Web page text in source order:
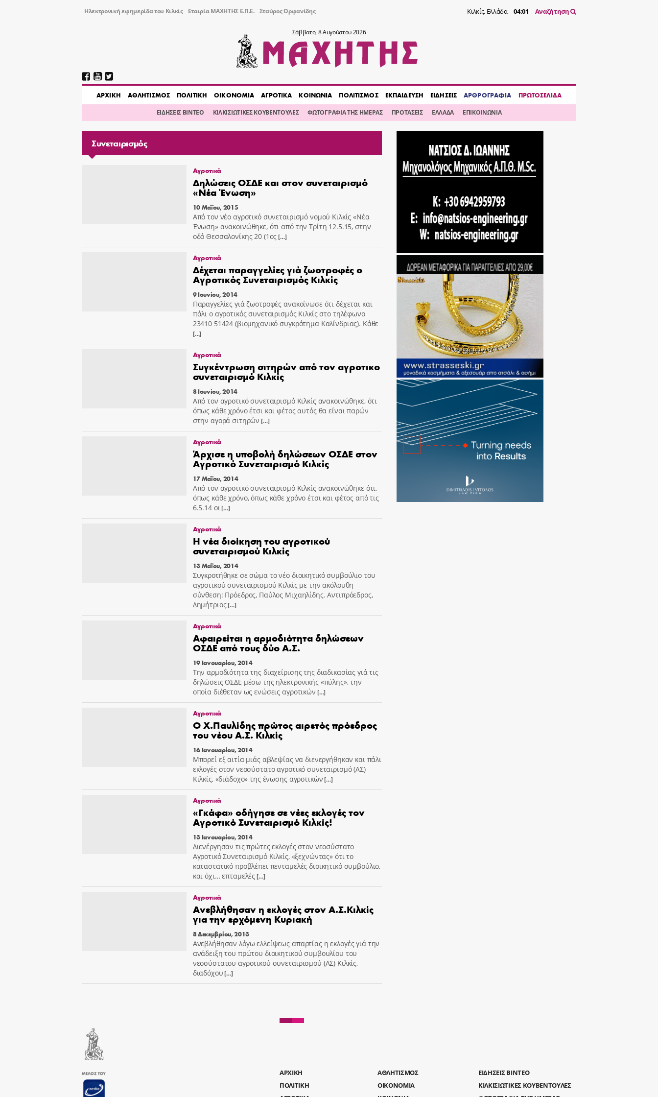
Ηλεκτρονική εφημερίδα του Κιλκίς Εταιρία ΜΑΧΗΤΗΣ Ε.Π.Ε. Σταύρος Ορφανίδης Κιλκίς, Ελλάδα 04:01 Αναζήτηση
Σάββατο, 8 Αυγούστου 2026
AΡΧΙΚΗ ΑΘΛΗΤΙΣΜΟΣ ΠΟΛΙΤΙΚΗ ΟΙΚΟΝΟΜΙΑ ΑΓΡΟΤΙΚΑ ΚΟΙΝΩΝΙΑ ΠΟΛΙΤΙΣΜΟΣ ΕΚΠΑΙΔΕΥΣΗ ΕΙΔΗΣΕΙΣ ΑΡΘΡΟΓΡΑΦΙΑ ΠΡΩΤΟΣΕΛΙΔΑ
ΕΙΔΗΣΕΙΣ ΒΙΝΤΕΟ ΚΙΛΚΙΣΙΩΤΙΚΕΣ ΚΟΥΒΕΝΤΟΥΛΕΣ ΦΩΤΟΓΡΑΦΙΑ ΤΗΣ ΗΜΕΡΑΣ ΠΡΟΤΑΣΕΙΣ ΕΛΛΑΔΑ ΕΠΙΚΟΙΝΩΝΙΑ
Συνεταιρισμός
Αγροτικά
Δηλώσεις ΟΣΔΕ και στον συνεταιρισμό
«Νέα Ένωση»
10 Μαΐου, 2015
Από τον νέο αγροτικό συνεταιρισμό νομού Κιλκίς «Νέα
Ένωση» ανακοινώθηκε, ότι από την Τρίτη 12.5.15, στην
οδό Θεσσαλονίκης 20 (1ος[…]
Αγροτικά
Δέχεται παραγγελίες γιά ζωοτροφές ο
Αγροτικός Συνεταιρισμός Κιλκίς
9 Ιουνίου, 2014
Παραγγελίες γιά ζωοτροφές ανακοίνωσε ότι δέχεται και
πάλι ο αγροτικός συνεταιρισμός Κιλκίς στο τηλέφωνο
23410 51424 (βιομηχανικό συγκρότημα Καλίνδριας). Κάθε
[…]
Αγροτικά
Συγκέντρωση σιτηρών από τον αγροτικο
συνεταιρισμό Κιλκίς
8 Ιουνίου, 2014
Από τον αγροτικό συνεταιρισμό Κιλκίς ανακοινώθηκε, ότι
όπως κάθε χρόνο έτσι και φέτος αυτός θα είναι παρών
στην αγορά σιτηρών […]
Αγροτικά
Άρχισε η υποβολή δηλώσεων ΟΣΔΕ στον
Αγροτικό Συνεταιρισμό Κιλκίς
17 Μαΐου, 2014
Από τον αγροτικό συνεταιρισμό Κιλκίς ανακοινώθηκε ότι,
όπως κάθε χρόνο, όπως κάθε χρόνο έτσι και φέτος από τις
6.5.14 οι[…]
Αγροτικά
Η νέα διοίκηση του αγροτικού
συνεταιρισμού Κιλκίς
13 Μαΐου, 2014
Συγκροτήθηκε σε σώμα το νέο διοικητικό συμβούλιο του
αγροτικού συνεταιρισμού Κιλκίς με την ακόλουθη
σύνθεση: Πρόεδρος, Παύλος Μιχαηλίδης. Αντιπρόεδρος,
Δημήτριος[…]
Αγροτικά
Αφαιρείται η αρμοδιότητα δηλώσεων
ΟΣΔΕ από τους δύο Α.Σ.
19 Ιανουαρίου, 2014
Την αρμοδιότητα της διαχείρισης της διαδικασίας γιά τις
δηλώσεις ΟΣΔΕ μέσω της ηλεκτρονικής «πύλης», την
οποία διέθεταν ως ενώσεις αγροτικών […]
Αγροτικά
Ο Χ.Παυλίδης πρώτος αιρετός πρόεδρος
του νέου Α.Σ. Κιλκίς
16 Ιανουαρίου, 2014
Μπορεί εξ αιτία μιάς αβλεψίας να διενεργήθηκαν και πάλι
εκλογές στον νεοσύστατο αγροτικό συνεταιρισμό (ΑΣ)
Κιλκίς, «διάδοχο» της ένωσης αγροτικών[…]
Αγροτικά
«Γκάφα» οδήγησε σε νέες εκλογές τον
Αγροτικό Συνεταιρισμό Κιλκίς!
13 Ιανουαρίου, 2014
Διενέργησαν τις πρώτες εκλογές στον νεοσύστατο
Αγροτικό Συνεταιρισμό Κιλκίς, «ξεχνώντας» ότι το
καταστατικό προβλέπει πενταμελές διοικητικό συμβούλιο,
και όχι… επταμελές[…]
Αγροτικά
Ανεβλήθησαν η εκλογές στον Α.Σ.Κιλκίς
για την ερχόμενη Κυριακή
8 Δεκεμβρίου, 2013
Ανεβλήθησαν λόγω ελλείψεως απαρτίας η εκλογές γιά την
ανάδειξη του πρώτου διοικητικού συμβουλίου του
νεοσύστατου αγροτικού συνεταιρισμού (ΑΣ) Κιλκίς,
διαδόχου[…]
AΡΧΙΚΗ
ΑΘΛΗΤΙΣΜΟΣ
ΠΟΛΙΤΙΚΗ
ΟΙΚΟΝΟΜΙΑ
ΕΙΔΗΣΕΙΣ ΒΙΝΤΕΟ
ΚΙΛΚΙΣΙΩΤΙΚΕΣ ΚΟΥΒΕΝΤΟΥΛΕΣ